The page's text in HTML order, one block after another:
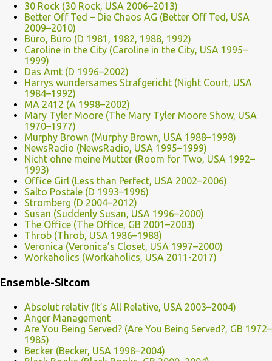
30 Rock (30 Rock, USA 2006–2013)
Better Off Ted – Die Chaos AG (Better Off Ted, USA
2009–2010)
Büro, Büro (D 1981, 1982, 1988, 1992)
Caroline in the City (Caroline in the City, USA 1995–
1999)
Das Amt (D 1996–2002)
Harrys wundersames Strafgericht (Night Court, USA
1984–1992)
MA 2412 (A 1998–2002)
Mary Tyler Moore (The Mary Tyler Moore Show, USA
1970–1977)
Murphy Brown (Murphy Brown, USA 1988–1998)
NewsRadio (NewsRadio, USA 1995–1999)
Nicht ohne meine Mutter (Room for Two, USA 1992–
1993)
Office Girl (Less than Perfect, USA 2002–2006)
Salto Postale (D 1993–1996)
Stromberg (D 2004–2012)
Susan (Suddenly Susan, USA 1996–2000)
The Office (The Office, GB 2001–2003)
Throb (Throb, USA 1986–1988)
Veronica (Veronica’s Closet, USA 1997–2000)
Workaholics (Workaholics, USA 2011-2017)
Ensemble-Sitcom
Absolut relativ (It’s All Relative, USA 2003–2004)
Anger Management
Are You Being Served? (Are You Being Served?, GB 1972–
1985)
Becker (Becker, USA 1998–2004)